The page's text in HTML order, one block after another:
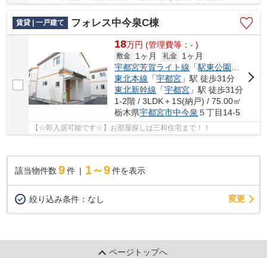
賃貸 | 一戸建て フォレス中今泉C棟
18万円 (管理費等：- )
敷金 1ヶ月 礼金
1ヶ月
宇都宮芳賀ライト線 「駅東公園前
東北本線 「宇都宮 」駅 徒歩31分
東北新幹線 「宇都宮 」駅 徒歩31分
1-2階 / 3LDK＋1S(納戸) / 75.00㎡
栃木県宇都宮市中今泉 ５丁目14-5
【☆即入居可能です☆】お部屋探しは三和住宅まで！！
該当物件数 9件 1～9 件を表示
絞り込み条件： なし 変更
ページトップへ